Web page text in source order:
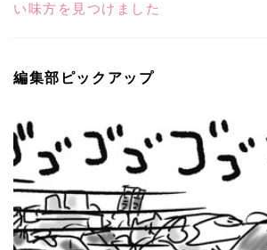
い味方を見つけました
編集部ピックアップ